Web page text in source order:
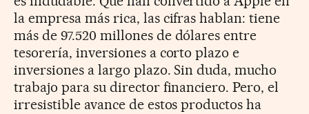
la empresa más rica, las cifras hablan: tiene
más de 97.520 millones de dólares entre
tesorería, inversiones a corto plazo e
inversiones a largo plazo. Sin duda, mucho
trabajo para su director financiero. Pero, el
irresistible avance de estos productos ha